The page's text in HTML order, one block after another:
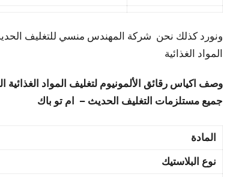
المواد الغذائية
وصف اكياس رقائق الألمونيوم لتغليف المواد الغذائية
جميع مستلزمات التغليف الحديث – ام تو باك
المادة
نوع البلاستيك